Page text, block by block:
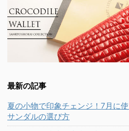
最新の記事
夏の小物で印象チェンジ！7月に
サンダルの選び方